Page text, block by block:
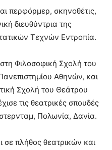
περφόρμερ, σκηνοθέτις,
διευθύντρια της
Τεχνών Eντροπία.
Φιλοσοφική Σχολή του
Αθηνών, και
Σχολή του Θεάτρου
τις θεατρικές σπουδές
Πολωνία, Δανία.
σε πλήθος θεατρικών και